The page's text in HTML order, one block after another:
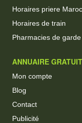
Horaires priere Maroc
Horaires de train
Pharmacies de garde
ANNUAIRE GRATUIT
Mon compte
Blog
Contact
Publicité